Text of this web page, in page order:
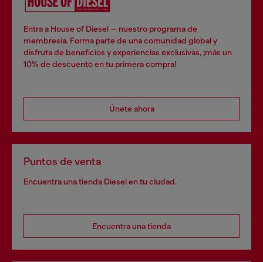
Entra a House of Diesel — nuestro programa de
membresía. Forma parte de una comunidad global y
disfruta de beneficios y experiencias exclusivas, ¡más un
10% de descuento en tu primera compra!
Únete ahora
Puntos de venta
Encuentra una tienda Diesel en tu ciudad.
Encuentra una tienda